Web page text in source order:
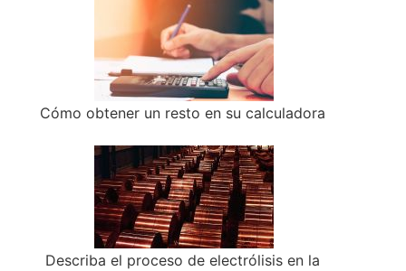
Cómo obtener un resto en su calculadora
Describa el proceso de electrólisis en la